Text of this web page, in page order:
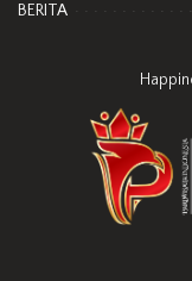
BERITA